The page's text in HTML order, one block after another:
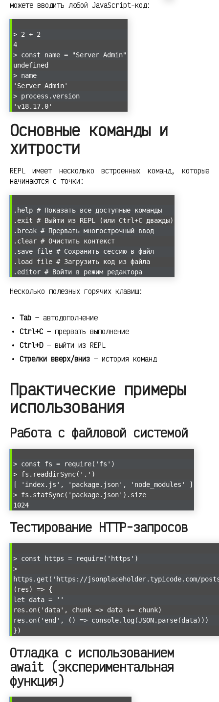
можете вводить любой JavaScript-код:
> 2 + 2
4
> const name = "Server Admin"
undefined
> name
'Server Admin'
> process.version
'v18.17.0'
Основные команды и
хитрости
REPL имеет несколько встроенных команд, которые
начинаются с точки:
.help # Показать все доступные команды
.exit # Выйти из REPL (или Ctrl+C дважды)
.break # Прервать многострочный ввод
.clear # Очистить контекст
.save file # Сохранить сессию в файл
.load file # Загрузить код из файла
.editor # Войти в режим редактора
Несколько полезных горячих клавиш:
Tab — автодополнение
Ctrl+C — прервать выполнение
Ctrl+D— выйти из REPL
Стрелки вверх/вниз — история команд
Практические примеры
использования
Работа с файловой системой
> const fs = require('fs')
> fs.readdirSync('.')
[ 'index.js', 'package.json', 'node_modules' ]
> fs.statSync('package.json').size
1024
Тестирование HTTP-запросов
> const https = require('https')
>
https.get('https://jsonplaceholder.typicode.com/
(res) => {
let data = ''
res.on('data', chunk => data += chunk)
res.on('end', () => console.log(JSON.parse(data)))
})
Отладка с использованием
await (экспериментальная
функция)